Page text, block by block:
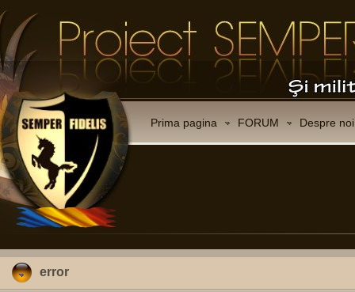
Prima pagina FORUM Despre noi
error